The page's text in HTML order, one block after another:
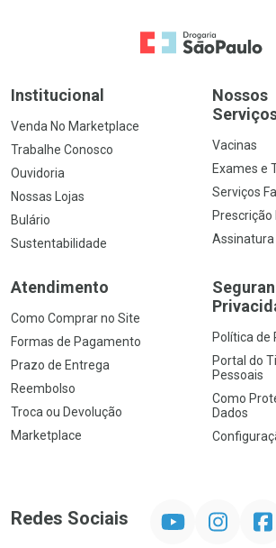
Ir para a Home
Institucional
Venda No Marketplace
Trabalhe Conosco
Ouvidoria
Nossas Lojas
Bulário
Sustentabilidade
Nossos
Vacinas
Exames e
Serviços
Prescrição
Assinatura
Atendimento
Como Comprar no Site
Formas de Pagamento
Prazo de Entrega
Reembolso
Troca ou Devolução
Marketplace
Política de
Portal do
Pessoais
Como
Dados
Redes Sociais Instagram